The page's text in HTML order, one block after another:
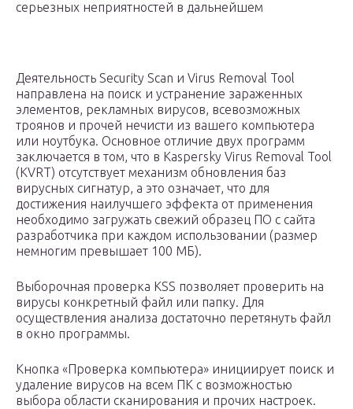
серьезных неприятностей в дальнейшем
Деятельность Security Scan и Virus Removal Tool
направлена на поиск и устранение зараженных
элементов, рекламных вирусов, всевозможных
троянов и прочей нечисти из вашего компьютера
или ноутбука. Основное отличие двух программ
заключается в том, что в Kaspersky Virus Removal Tool
(KVRT) отсутствует механизм обновления баз
вирусных сигнатур, а это означает, что для
достижения наилучшего эффекта от применения
необходимо загружать свежий образец ПО с сайта
разработчика при каждом использовании (размер
немногим превышает 100 МБ).
Выборочная проверка KSS позволяет проверить на
вирусы конкретный файл или папку. Для
осуществления анализа достаточно перетянуть файл
в окно программы.
Кнопка «Проверка компьютера» инициирует поиск и
удаление вирусов на всем ПК с возможностью
выбора области сканирования и прочих настроек.